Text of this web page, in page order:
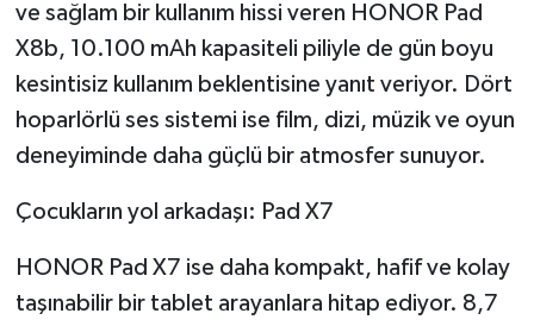
ve sağlam bir kullanım hissi veren HONOR Pad
X8b, 10.100 mAh kapasiteli piliyle de gün boyu
kesintisiz kullanım beklentisine yanıt veriyor. Dört
hoparlörlü ses sistemi ise film, dizi, müzik ve oyun
deneyiminde daha güçlü bir atmosfer sunuyor.
Çocukların yol arkadaşı: Pad X7
HONOR Pad X7 ise daha kompakt, hafif ve kolay
taşınabilir bir tablet arayanlara hitap ediyor. 8,7